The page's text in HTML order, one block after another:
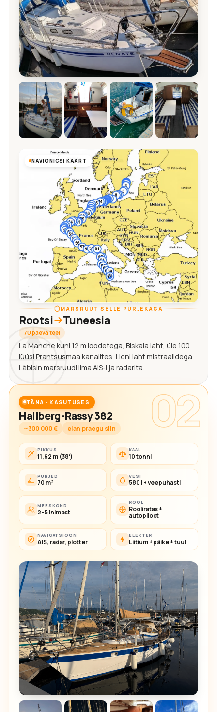
NAVIONICSI KAART
MARSRUUT SELLE PURJEKAGA
Rootsi Tuneesia
70 päeva teel
La Manche kuni 12 m loodetega, Biskaia laht, üle 100
lüüsi Prantsusmaa kanalites, Lioni laht mistraalidega.
Läbisin marsruudi ilma AIS-i ja radarita.
02
TÄNA · KASUTUSES
Hallberg-Rassy 382
~300 000 € elan praegu siin
PIKKUS
11,62 m (38′)
KAAL
10 tonni
PURJED
70 m²
VESI
580 l + veepuhasti
MEESKOND
2–5 inimest
ROOL
Rooliratas +
autopiloot
NAVIGATSIOON
AIS, radar, plotter
ELEKTER
Liitium + päike + tuul